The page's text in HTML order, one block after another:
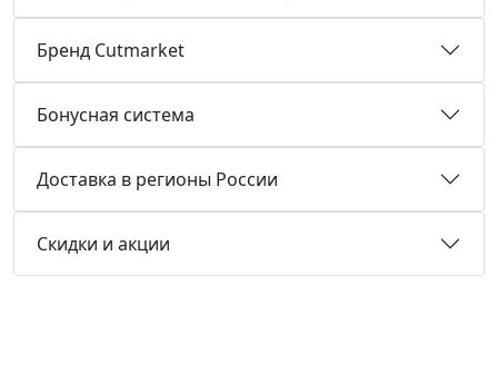
Бренд Cutmarket
Бонусная система
Доставка в регионы России
Скидки и акции